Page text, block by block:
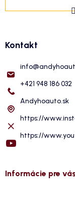
Kontakt
info@
+421 948 186 032
Andyhoauto.sk
https://
https://
Informácie pre vás